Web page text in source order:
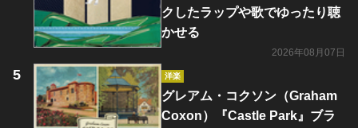
クしたラップや歌でゆったり聴
かせる
2026年08月07日
洋楽
グレアム・コクソン（Graham
Coxon）『Castle Park』ブラ